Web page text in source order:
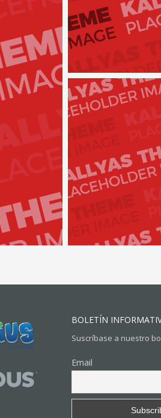
BOLETÍN
Suscríbase a nuestro
Email